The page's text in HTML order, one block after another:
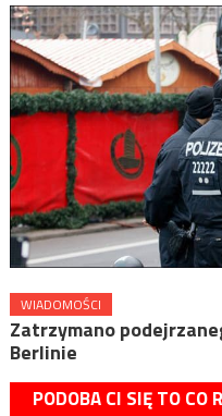
WIADOMOŚCI
Zatrzymano
Berlinie
PODOBA CI SIĘ TO CO